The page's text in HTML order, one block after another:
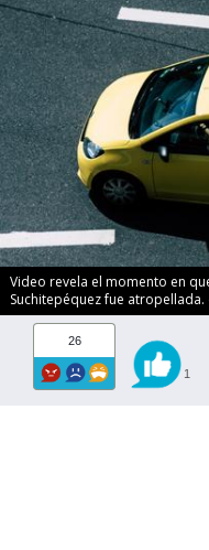
Video revela el momento en
Suchitepéquez fue
26
1